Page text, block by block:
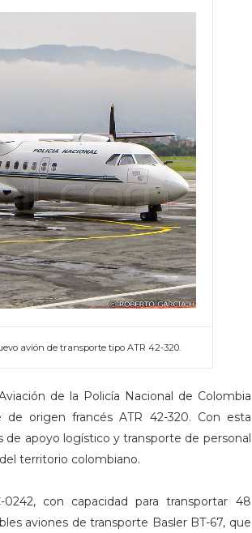
avión de transporte tipo ATR 42-320.
de la Policía Nacional de Colombia
origen francés ATR 42-320. Con esta
apoyo logístico y transporte de personal
territorio colombiano.
con capacidad para transportar 48
aviones de transporte Basler BT-67, que